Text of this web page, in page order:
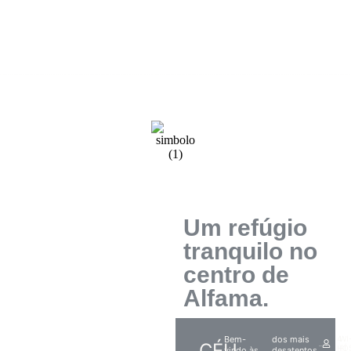
Um refúgio
tranquilo no
centro de
Alfama.
Bem-
dos mais